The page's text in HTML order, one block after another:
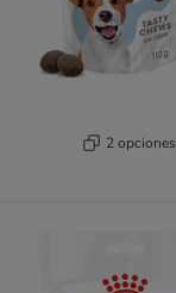
2 opciones